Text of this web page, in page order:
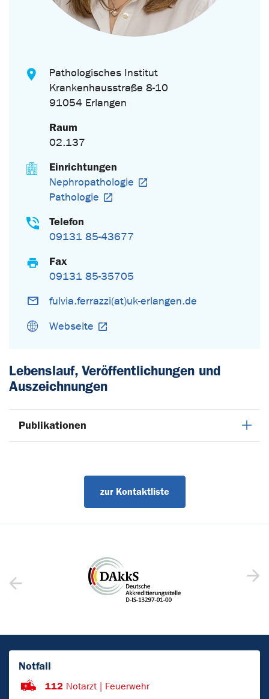
Pathologisches Institut
Krankenhausstraße 8-10
91054 Erlangen
Raum
02.137
Einrichtungen
Nephropathologie
Pathologie
Telefon
09131 85-43677
Fax
09131 85-35705
fulvia.ferrazzi(at)uk-erlangen.de
Webseite
Lebenslauf, Veröffentlichungen und
Auszeichnungen
Publikationen
zur Kontaktliste
Notfall
112 Notarzt | Feuerwehr